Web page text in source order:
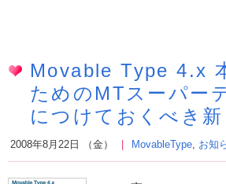
Movable Type 4.x
ためのMTスーパー
につけておくべき
2008年8月22日 （金） MovableType お知